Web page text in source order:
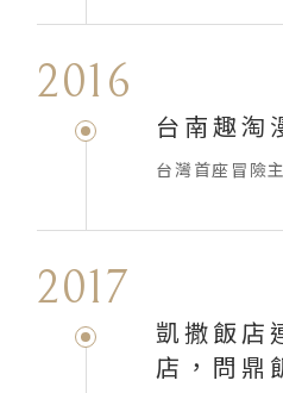
2016
台南趣淘
台灣首座冒險
2017
凱撒飯店
店，問鼎